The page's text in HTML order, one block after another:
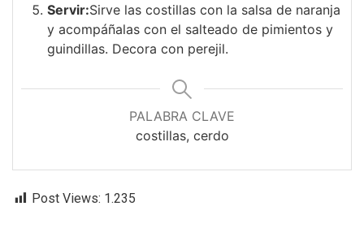
Servir:Sirve las costillas con la salsa de naranja
y acompáñalas con el salteado de pimientos y
guindillas. Decora con perejil.
PALABRA CLAVE
costillas, cerdo
Post Views: 1.235